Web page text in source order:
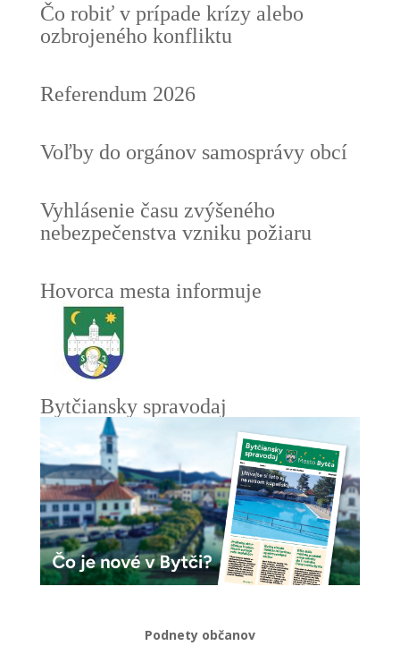
Čo robiť v prípade krízy alebo
ozbrojeného konfliktu
Referendum 2026
Voľby do orgánov samosprávy obcí
Vyhlásenie času zvýšeného
nebezpečenstva vzniku požiaru
Hovorca mesta informuje
Bytčiansky spravodaj
Podnety občanov